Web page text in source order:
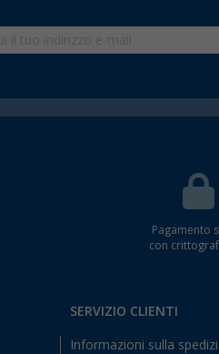
Pagamento
con
SERVIZIO CLIENTI
Informazioni sulla